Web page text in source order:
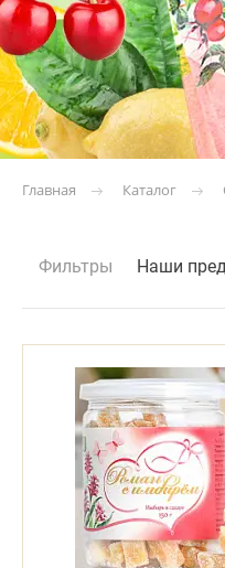
Главная Каталог
Фильтры Наши